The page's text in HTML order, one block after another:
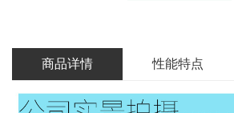
商品详情 性能特点